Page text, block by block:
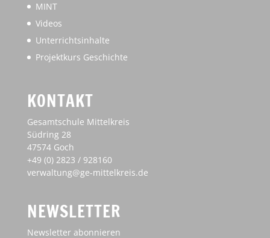
MINT
Videos
Unterrichtsinhalte
Projektkurs Geschichte
KONTAKT
Gesamtschule Mittelkreis
Südring 28
47574 Goch
+49 (0) 2823 / 928160
verwaltung@ge-mittelkreis.de
NEWSLETTER
Newsletter abonnieren